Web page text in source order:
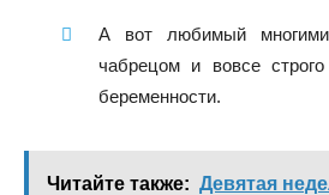
А вот любимый
чабрецом и вовсе строго
беременности.
Читайте также: Девятая